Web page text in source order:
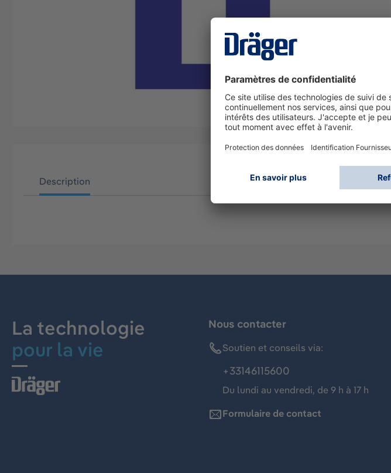
Description
La technologie
pour la vie
Nous contacter
Soutien et conseils via:
+33146115600
Du lundi au vendredi, de 9 h à 17 h
Formulaire de contact